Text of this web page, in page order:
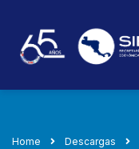
Home Descargas